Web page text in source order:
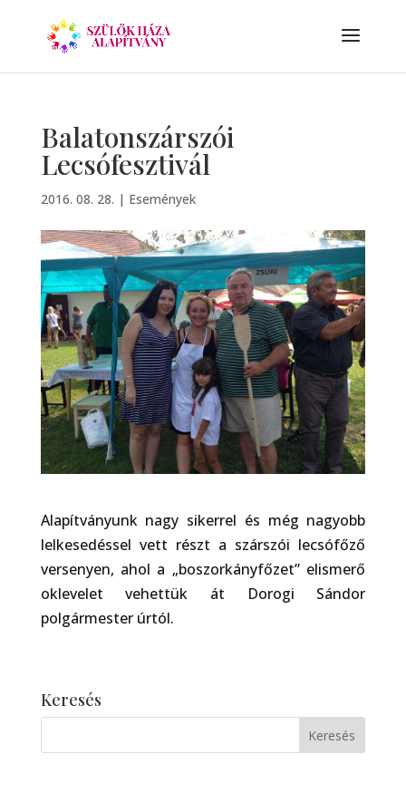
Balatonszárszói
Lecsófesztivál
2016. 08. 28. | Események
Alapítványunk nagy sikerrel és még nagyobb
lelkesedéssel vett részt a szárszói lecsófőző
versenyen, ahol a „boszorkányfőzet” elismerő
oklevelet vehettük át Dorogi Sándor
polgármester úrtól.
Keresés